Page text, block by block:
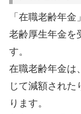
「在職老齢年
老齢厚生年金を
す。
在職老齢年金は
じて減額された
ります。